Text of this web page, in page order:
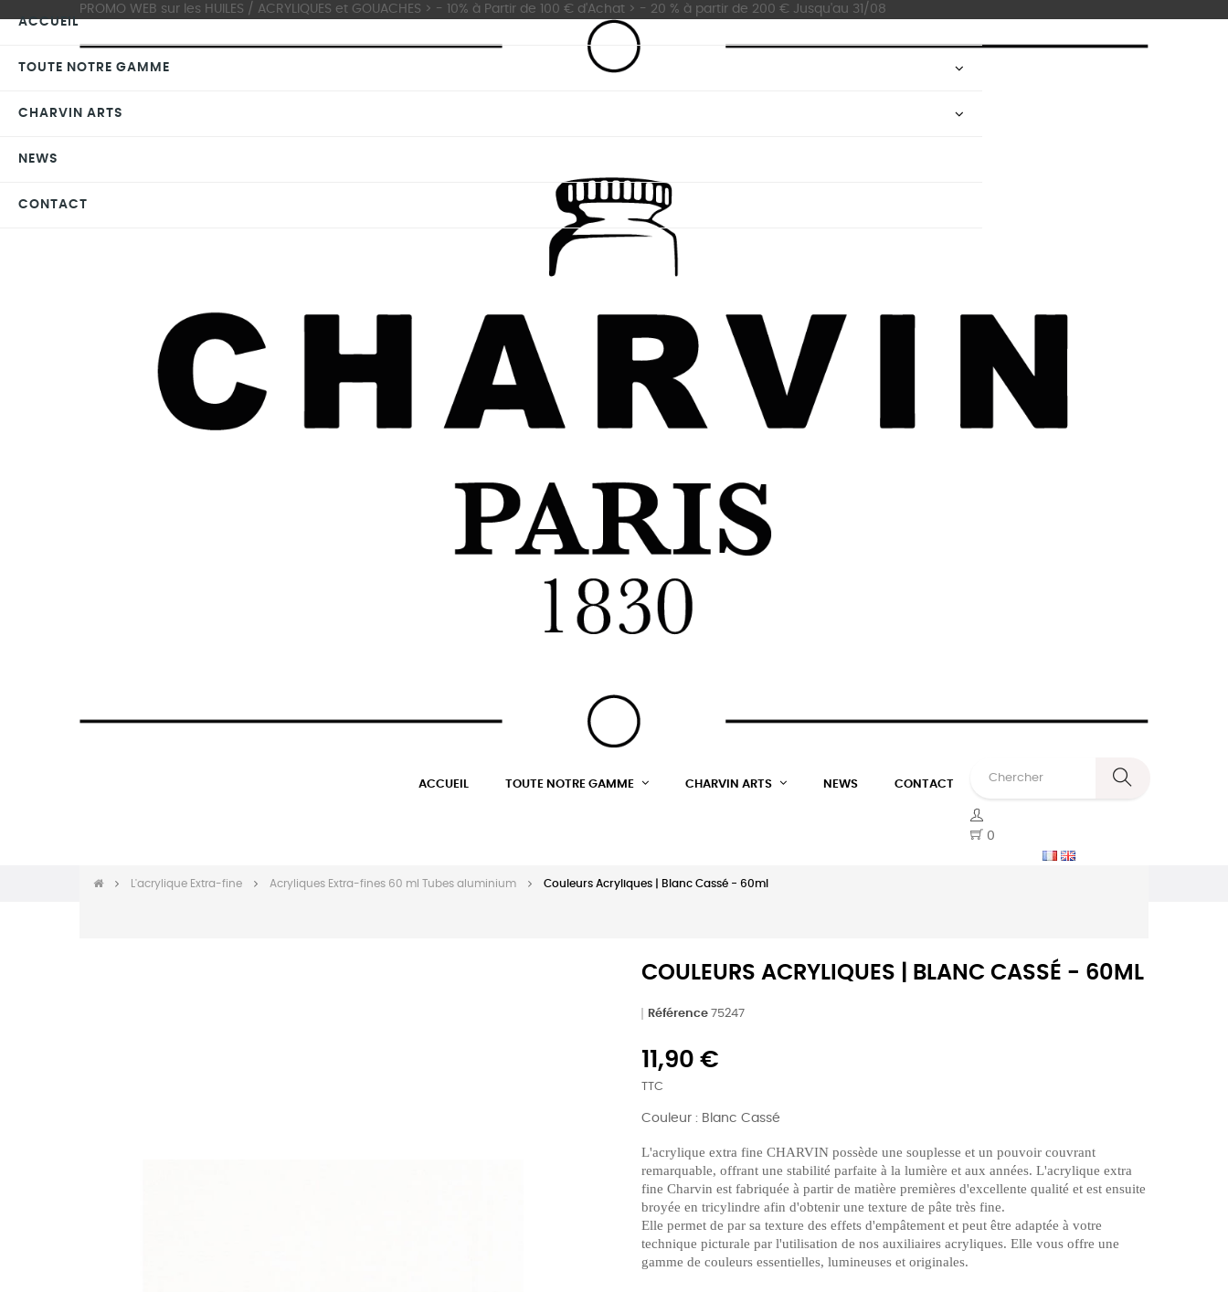
PROMO WEB sur les HUILES / ACRYLIQUES et GOUACHES > - 10% à Partir de 100 € d'Achat > - 20 % à partir de 200 € Jusqu'au 31/08
ACCUEIL TOUTE NOTRE GAMME CHARVIN ARTS NEWS CONTACT
0
L'acrylique Extra-fine Acryliques Extra-fines 60 ml Tubes aluminium Couleurs Acryliques | Blanc Cassé - 60ml
COULEURS ACRYLIQUES | BLANC CASSÉ - 60ML
Référence 75247
11,90 €
TTC
Couleur : Blanc Cassé
L'acrylique extra fine CHARVIN possède une souplesse et un pouvoir couvrant
remarquable, offrant une stabilité parfaite à la lumière et aux années. L'acrylique extra
fine Charvin est fabriquée à partir de matière premières d'excellente qualité et est ensuite
broyée en tricylindre afin d'obtenir une texture de pâte très fine.
Elle permet de par sa texture des effets d'empâtement et peut être adaptée à votre
technique picturale par l'utilisation de nos auxiliaires acryliques. Elle vous offre une
gamme de couleurs essentielles, lumineuses et originales.
ACCUEIL
TOUTE NOTRE GAMME
CHARVIN ARTS
NEWS
CONTACT